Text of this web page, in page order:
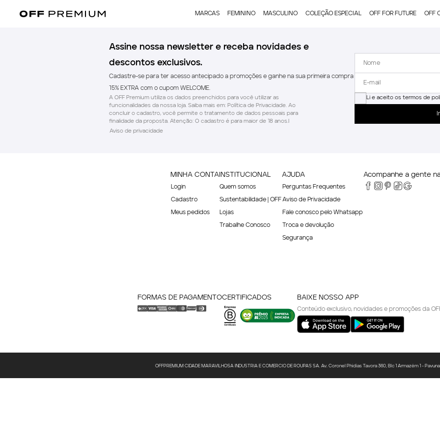
MARCAS FEMININO MASCULINO COLEÇÃO ESPECIAL OFF FOR FUTURE OFF
Assine nossa newsletter e receba novidades e
descontos exclusivos.
Cadastre-se para ter acesso antecipado a promoções e ganhe na sua primeira compra
15% EXTRA com o cupom WELCOME.
A OFF Premium utiliza os dados preenchidos para você utilizar as
funcionalidades da nossa loja. Saiba mais em: Política de Privacidade. Ao
concluir o cadastro, você permite o tratamento de dados pessoais para
finalidade da proposta. Atenção: O cadastro é para maior de 18 anos.l
Aviso de privacidade
Li e aceito os termos de
MINHA CONTA
Login
Cadastro
Meus pedidos
INSTITUCIONAL
Quem somos
Sustentabilidade | OFF
Lojas
Trabalhe Conosco
AJUDA
Perguntas Frequentes
Aviso de Privacidade
Fale conosco pelo Whatsapp
Troca e devolução
Segurança
Acompanhe a gente
FORMAS DE PAGAMENTOCERTIFICADOS BAIXE NOSSO APP
Conteúdo exclusivo, novidades e promoções da
OFFPREMIUM CIDADE MARAVILHOSA INDUSTRIA E COMERCIO DE ROUPAS SA. Av. Coronel Phidias Tavora 360, Blc 1 Armazém 1 -